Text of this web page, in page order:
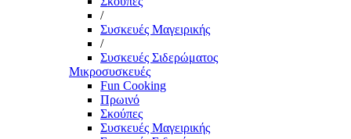
/
Συσκευές Μαγειρικής
/
Συσκευές Σιδερώματος
Μικροσυσκευές
Fun Cooking
Πρωινό
Σκούπες
Συσκευές Μαγειρικής